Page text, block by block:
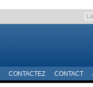
CONTACTEZ CONTACT